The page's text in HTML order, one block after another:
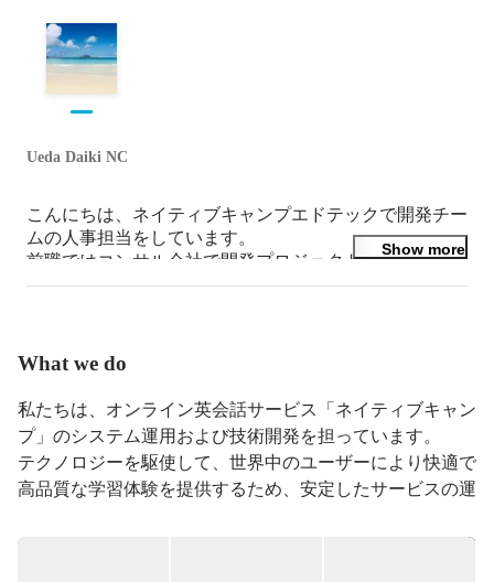
Ueda Daiki NC
こんにちは、ネイティブキャンプエドテックで開発チー
ムの人事担当をしています。
前職ではコンサル会社で開発プロジェクトに関わり、そ
の後、英語力を伸ばしたくてフィリピンへ飛び込みまし
ださい！
Show more
What we do
私たちは、オンライン英会話サービス「ネイティブキャン
プ」のシステム運用および技術開発を担っています。
テクノロジーを駆使して、世界中のユーザーにより快適で
高品質な学習体験を提供するため、安定したサービスの運